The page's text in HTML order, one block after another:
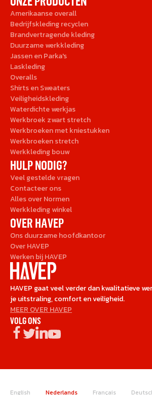
HAVEP gaat veel verder dan kwalitatieve
je uitstraling, comfort en veiligheid.
MEER OVER HAVEP
VOLG ONS
Amerikaanse overall
Bedrijfskleding recyclen
Brandvertragende kleding
Duurzame werkkleding
Jassen en Parka's
Laskleding
Overalls
Shirts en Sweaters
Veiligheidskleding
Waterdichte werkjas
Werkbroek zwart stretch
Werkbroeken met kniestukken
Werkbroeken stretch
Werkkleding bouw
HULP NODIG?
Veel gestelde vragen
Contacteer ons
Alles over Normen
Werkkleding winkel
OVER HAVEP
Ons duurzame hoofdkantoor
Over HAVEP
Werken bij HAVEP
English Nederlands Français